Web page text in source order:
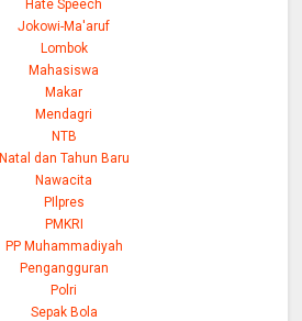
Hate Speech
Jokowi-Ma'aruf
Lombok
Mahasiswa
Makar
Mendagri
NTB
Natal dan Tahun Baru
Nawacita
PIlpres
PMKRI
PP Muhammadiyah
Pengangguran
Polri
Sepak Bola